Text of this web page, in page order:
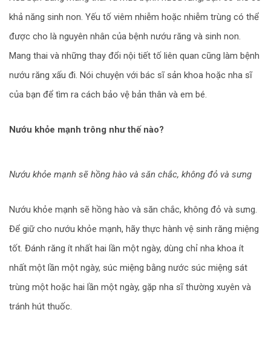
khả năng sinh non. Yếu tố viêm nhiễm hoặc nhiễm trùng có thể
được cho là nguyên nhân của bệnh nướu răng và sinh non.
Mang thai và những thay đổi nội tiết tố liên quan cũng làm bệnh
nướu răng xấu đi. Nói chuyện với bác sĩ sản khoa hoặc nha sĩ
của bạn để tìm ra cách bảo vệ bản thân và em bé.
Nướu khỏe mạnh trông như thế nào?
Nướu khỏe mạnh sẽ hồng hào và săn chắc, không đỏ và sưng
Nướu khỏe mạnh sẽ hồng hào và săn chắc, không đỏ và sưng.
Để giữ cho nướu khỏe mạnh, hãy thực hành vệ sinh răng miệng
tốt. Đánh răng ít nhất hai lần một ngày, dùng chỉ nha khoa ít
nhất một lần một ngày, súc miệng bằng nước súc miệng sát
trùng một hoặc hai lần một ngày, gặp nha sĩ thường xuyên và
tránh hút thuốc.